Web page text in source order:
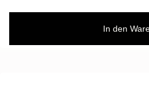
In den